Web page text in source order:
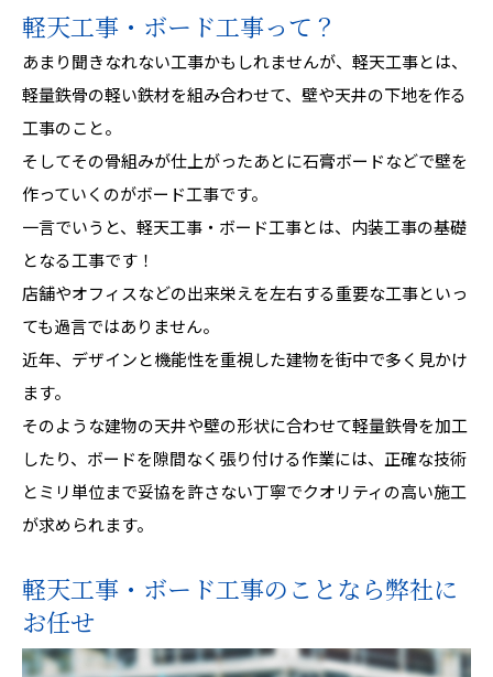
軽天工事・ボード工事って？
あまり聞きなれない工事かもしれませんが、軽天工事とは、
軽量鉄骨の軽い鉄材を組み合わせて、壁や天井の下地を作る
工事のこと。
そしてその骨組みが仕上がったあとに石膏ボードなどで壁を
作っていくのがボード工事です。
一言でいうと、軽天工事・ボード工事とは、内装工事の基礎
となる工事です！
店舗やオフィスなどの出来栄えを左右する重要な工事といっ
ても過言ではありません。
近年、デザインと機能性を重視した建物を街中で多く見かけ
ます。
そのような建物の天井や壁の形状に合わせて軽量鉄骨を加工
したり、ボードを隙間なく張り付ける作業には、正確な技術
とミリ単位まで妥協を許さない丁寧でクオリティの高い施工
が求められます。
軽天工事・ボード工事のことなら弊社に
お任せ